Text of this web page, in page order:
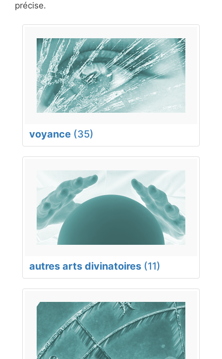
précise.
voyance (35)
autres arts divinatoires (11)